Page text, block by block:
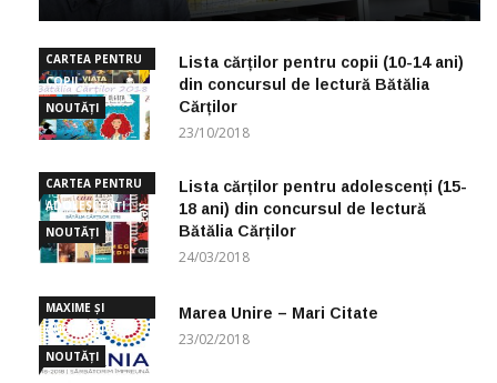
CARTEA PENTRU
COPII
NOUTĂȚI
Lista cărților pentru copii (10-14 ani)
din concursul de lectură Bătălia
Cărților
23/10/2018
CARTEA PENTRU
ADOLESCENȚI
NOUTĂȚI
Lista cărților pentru adolescenți (15-
18 ani) din concursul de lectură
Bătălia Cărților
24/03/2018
MAXIME ȘI
CUGETĂRI
NOUTĂȚI
Marea Unire – Mari Citate
23/02/2018